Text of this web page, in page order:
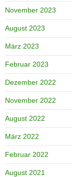
November 2023
August 2023
März 2023
Februar 2023
Dezember 2022
November 2022
August 2022
März 2022
Februar 2022
August 2021